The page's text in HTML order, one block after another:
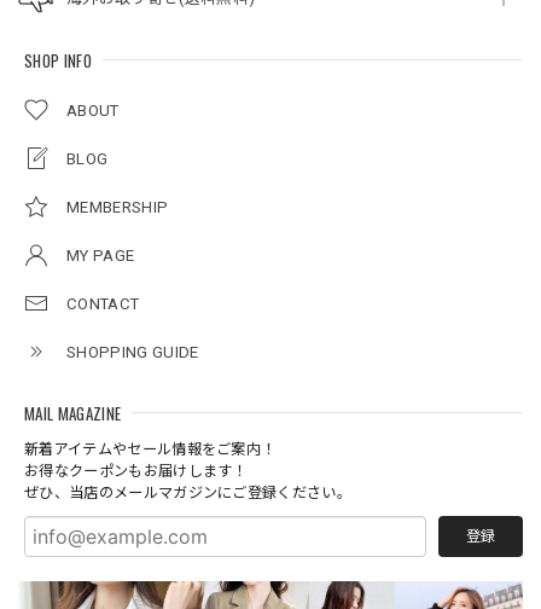
SHOP INFO
ABOUT
BLOG
MEMBERSHIP
MY PAGE
CONTACT
SHOPPING GUIDE
MAIL MAGAZINE
新着アイテムやセール情報をご案内！
お得なクーポンもお届けします！
ぜひ、当店のメールマガジンにご登録ください。
登録